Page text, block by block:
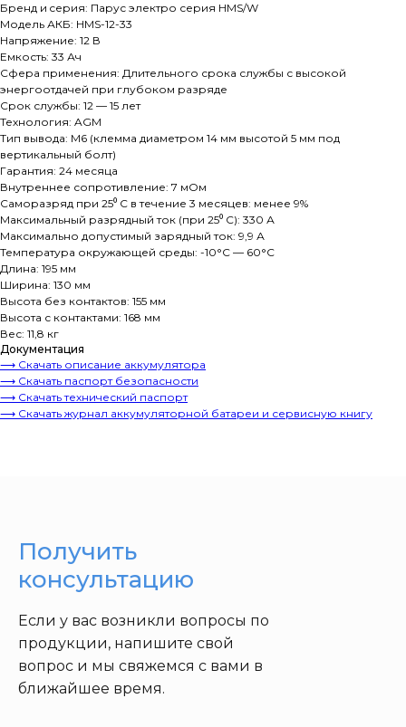
Бренд и cерия: Парус электро серия HMS/W
Модель АКБ: HMS-12-33
Напряжение: 12 В
Емкость: 33 Ач
Сфера применения: Длительного срока службы с высокой
энергоотдачей при глубоком разряде
Срок службы: 12 — 15 лет
Технология: AGM
Тип вывода: M6 (клемма диаметром 14 мм высотой 5 мм под
вертикальный болт)
Гарантия: 24 месяца
Внутреннее сопротивление: 7 мОм
Саморазряд при 25⁰ С в течение 3 месяцев: менее 9%
Максимальный разрядный ток (при 25⁰ С): 330 А
Максимально допустимый зарядный ток: 9,9 А
Температура окружающей среды: -10°C — 60°C
Длина: 195 мм
Ширина: 130 мм
Высота без контактов: 155 мм
Высота с контактами: 168 мм
Вес: 11,8 кг
Документация
⟶ Скачать описание аккумулятора
⟶ Скачать паспорт безопасности
⟶ Скачать технический паспорт
⟶ Скачать журнал аккумуляторной батареи и сервисную книгу
Если у вас возникли вопросы по
продукции, напишите свой
вопрос и мы свяжемся с вами в
ближайшее время.
Получить
консультацию